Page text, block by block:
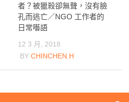
者？被獵殺卻無聲，沒有臉
孔而逃亡／NGO 工作者的
日常囈語
12 3 月, 2018
BY CHINCHEN.H